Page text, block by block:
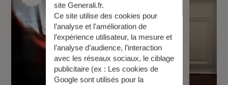
site Generali.fr.
Ce site utilise des cookies pour
l’analyse et l'amélioration de
l’expérience utilisateur, la mesure et
l’analyse d’audience, l’interaction
avec les réseaux sociaux, le ciblage
publicitaire (ex : Les cookies de
Google sont utilisés pour la